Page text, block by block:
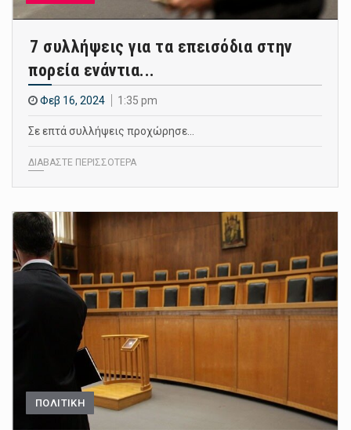
7 συλλήψεις για τα επεισόδια στην
πορεία ενάντια...
Φεβ 16, 2024 1:35 pm
Σε επτά συλλήψεις προχώρησε…
ΔΙΑΒΑΣΤΕ ΠΕΡΙΣΣΟΤΕΡΑ
ΠΟΛΙΤΙΚΗ